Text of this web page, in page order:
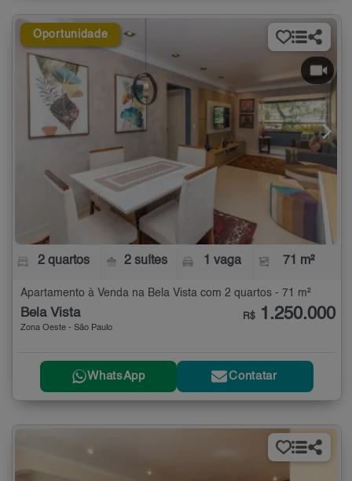
Oportunidade
2 quartos 2 suítes 1 vaga 71 m²
Apartamento à Venda na Bela Vista com 2 quartos - 71 m²
Bela Vista
Zona Oeste - São Paulo
R$ 1.250.000
WhatsApp Contatar